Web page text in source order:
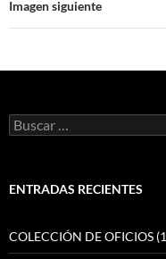
Imagen siguiente
Buscar:
ENTRADAS RECIENTES
COLECCIÓN DE OFICIOS